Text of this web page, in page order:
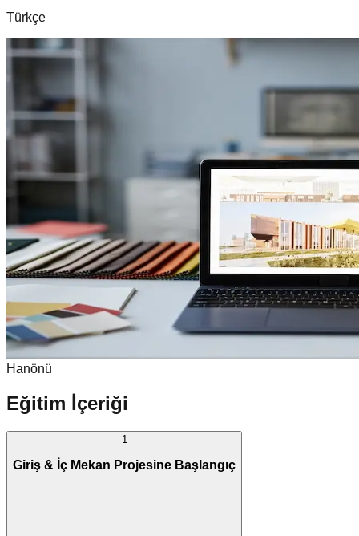
Türkçe
Hanönü
Eğitim İçeriği
1
Giriş & İç Mekan Projesine Başlangıç